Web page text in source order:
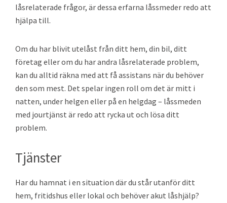
låsrelaterade frågor, är dessa erfarna låssmeder redo att
hjälpa till.
Om du har blivit utelåst från ditt hem, din bil, ditt
företag eller om du har andra låsrelaterade problem,
kan du alltid räkna med att få assistans när du behöver
den som mest. Det spelar ingen roll om det är mitt i
natten, under helgen eller på en helgdag – låssmeden
med jourtjänst är redo att rycka ut och lösa ditt
problem.
Tjänster
Har du hamnat i en situation där du står utanför ditt
hem, fritidshus eller lokal och behöver akut låshjälp?